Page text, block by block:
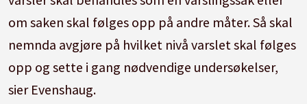
om saken skal følges opp på andre måter. Så skal
nemnda avgjøre på hvilket nivå varslet skal følges
opp og sette i gang nødvendige undersøkelser,
sier Evenshaug.